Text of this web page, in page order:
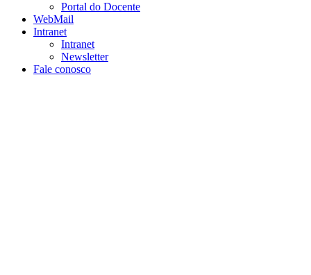
Portal do Docente
WebMail
Intranet
Intranet
Newsletter
Fale conosco